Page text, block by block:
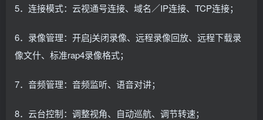
5．连接模式：云视通号连接、域名／IP连接、TCP连接；
6．录像管理：开启j关闭录像、远程录像回放、远程下载录
像文什、标准rap4录像格式；
7．音频管理：音频监听、语音对讲；
8．云台控制：调整视角、自动巡航、调节转速；